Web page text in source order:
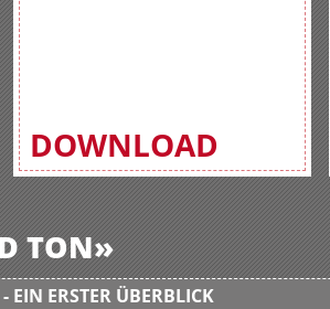
DOWNLOAD
TON»
EIN ERSTER ÜBERBLICK